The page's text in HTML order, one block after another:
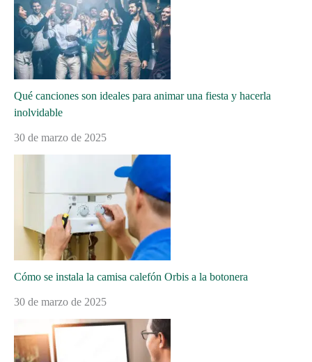
Qué canciones son ideales para animar una fiesta y hacerla
inolvidable
30 de marzo de 2025
Cómo se instala la camisa calefón Orbis a la botonera
30 de marzo de 2025